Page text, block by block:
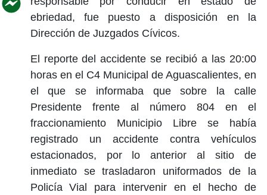
ebriedad, fue puesto a disposición en la
Dirección de Juzgados Cívicos.
El reporte del accidente se recibió a las 20:00
horas en el C4 Municipal de Aguascalientes, en
el que se informaba que sobre la calle
Presidente frente al número 804 en el
fraccionamiento Municipio Libre se había
registrado un accidente contra vehículos
estacionados, por lo anterior al sitio de
inmediato se trasladaron uniformados de la
Policía Vial para intervenir en el hecho de